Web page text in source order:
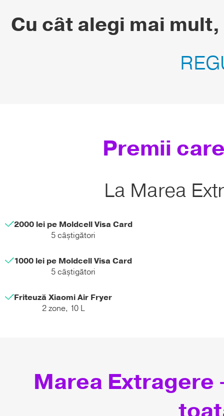
Cu cât alegi mai
Premii
La Marea
2000 lei pe Moldcell Visa Card
5 câștigători
1000 lei pe Moldcell Visa Card
5 câștigători
Friteuză Xiaomi Air Fryer
2 zone, 10 L
Marea Extragere